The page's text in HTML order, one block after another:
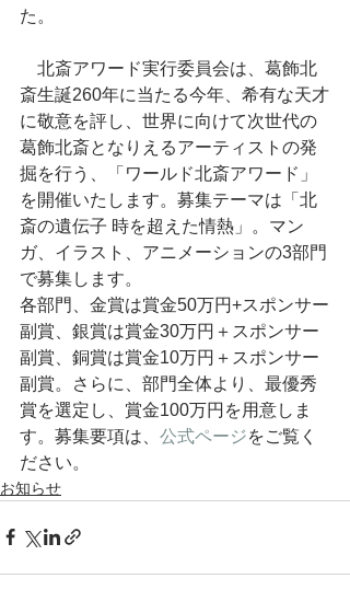
た。
北斎アワード実行委員会は、葛飾北
斎生誕260年に当たる今年、希有な天才
に敬意を評し、世界に向けて次世代の
葛飾北斎となりえるアーティストの発
掘を行う、「ワールド北斎アワード」
を開催いたします。募集テーマは「北
斎の遺伝子 時を超えた情熱」。マン
ガ、イラスト、アニメーションの3部門
で募集します。
各部門、金賞は賞金50万円+スポンサー
副賞、銀賞は賞金30万円＋スポンサー
副賞、銅賞は賞金10万円＋スポンサー
副賞。さらに、部門全体より、最優秀
賞を選定し、賞金100万円を用意しま
す。募集要項は、 公式ページをご覧く
ださい。
お知らせ